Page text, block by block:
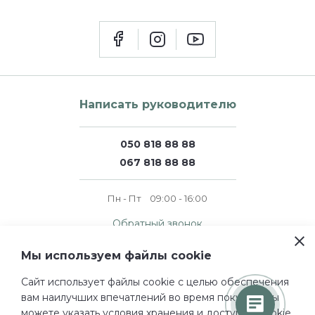
Написать руководителю
050 818 88 88
067 818 88 88
Пн - Пт 09:00 - 16:00
Обратный звонок
Все права защищены.
Проектирование и дизайн
Мы используем файлы cookie
Сайт использует файлы cookie c целью обеспечения
вам наилучших впечатлений во время покупок. Вы